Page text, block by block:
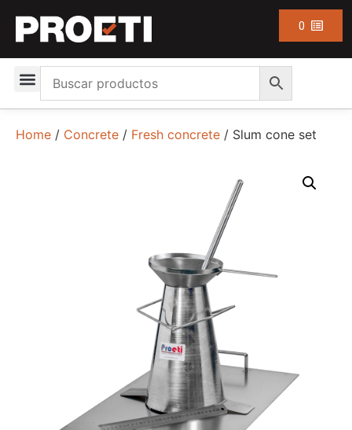
0
Home / Concrete / Fresh concrete / Slum cone set